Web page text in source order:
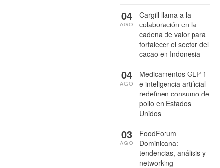
Cargill llama a la
colaboración en la
cadena de valor para
fortalecer el sector del
cacao en Indonesia
04
AGO
Medicamentos GLP-1
e inteligencia artificial
redefinen consumo de
pollo en Estados
Unidos
04
AGO
FoodForum
Dominicana:
tendencias, análisis y
networking
03
AGO